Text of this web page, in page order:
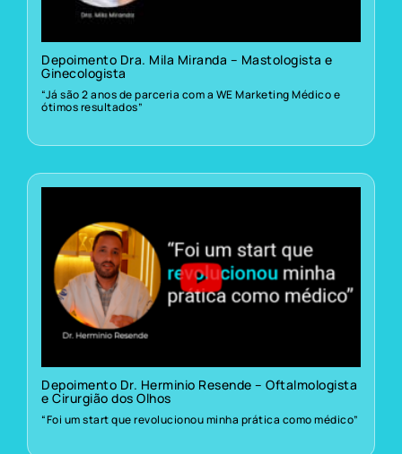
Depoimento Dra. Mila Miranda – Mastologista e
Ginecologista
“Já são 2 anos de parceria com a WE Marketing Médico e
ótimos resultados”
Depoimento Dr. Herminio Resende – Oftalmologista
e Cirurgião dos Olhos
“Foi um start que revolucionou minha prática como médico”